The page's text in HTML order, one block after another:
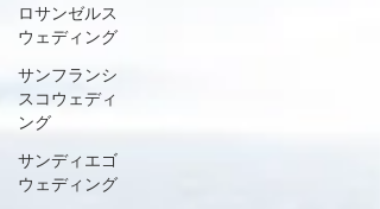
ロサンゼルス
ウェディング
サンフランシ
スコウェディ
ング
サンディエゴ
ウェディング